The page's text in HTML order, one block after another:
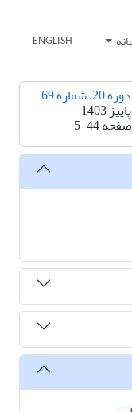
ENGLISH
دوره 20، شماره 69
پاییز 1403
صفحه5-44